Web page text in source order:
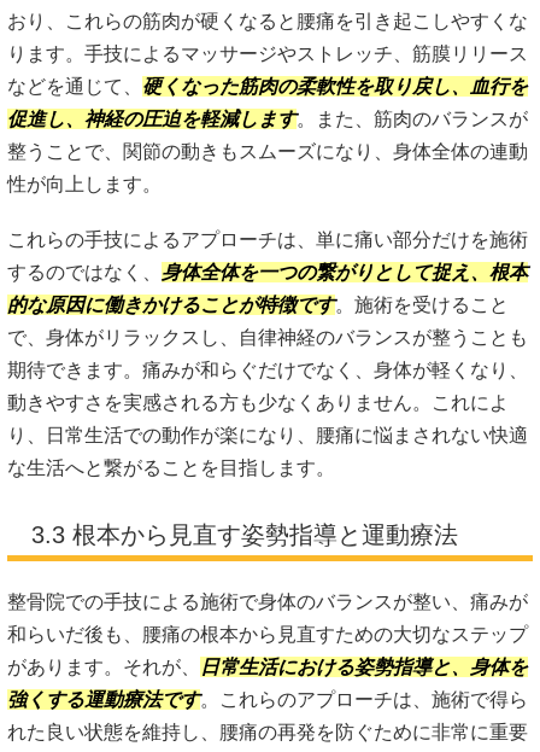
おり、これらの筋肉が硬くなると腰痛を引き起こしやすくな
ります。手技によるマッサージやストレッチ、筋膜リリース
などを通じて、 硬くなった筋肉の柔軟性を取り戻し、血行を
促進し、神経の圧迫を軽減します。また、筋肉のバランスが
整うことで、関節の動きもスムーズになり、身体全体の連動
性が向上します。
これらの手技によるアプローチは、単に痛い部分だけを施術
するのではなく、 身体全体を一つの繋がりとして捉え、根本
的な原因に働きかけることが特徴です。施術を受けること
で、身体がリラックスし、自律神経のバランスが整うことも
期待できます。痛みが和らぐだけでなく、身体が軽くなり、
動きやすさを実感される方も少なくありません。これによ
り、日常生活での動作が楽になり、腰痛に悩まされない快適
な生活へと繋がることを目指します。
3.3 根本から見直す姿勢指導と運動療法
整骨院での手技による施術で身体のバランスが整い、痛みが
和らいだ後も、腰痛の根本から見直すための大切なステップ
があります。それが、
日常生活における姿勢指導と、身体を
強くする運動療法です。これらのアプローチは、施術で得ら
れた良い状態を維持し、腰痛の再発を防ぐために非常に重要